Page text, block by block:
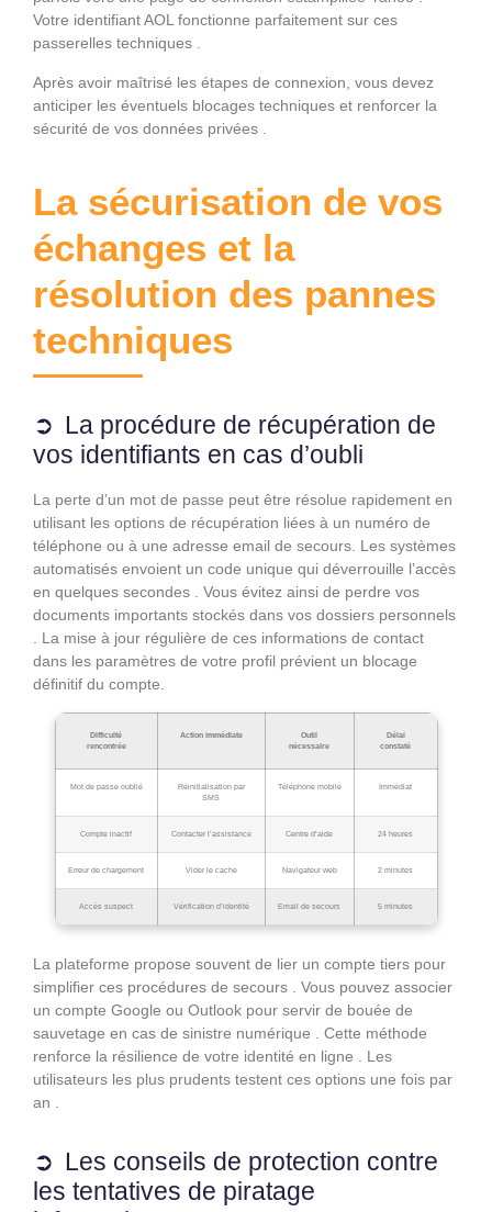
Votre identifiant AOL fonctionne parfaitement sur ces
passerelles techniques .
Après avoir maîtrisé les étapes de connexion, vous devez
anticiper les éventuels blocages techniques et renforcer la
sécurité de vos données privées .
La sécurisation de vos
échanges et la
résolution des pannes
techniques
La procédure de récupération de
vos identifiants en cas d’oubli
La perte d’un mot de passe peut être résolue rapidement en
utilisant les options de récupération liées à un numéro de
téléphone ou à une adresse email de secours. Les systèmes
automatisés envoient un code unique qui déverrouille l’accès
en quelques secondes . Vous évitez ainsi de perdre vos
documents importants stockés dans vos dossiers personnels
. La mise à jour régulière de ces informations de contact
dans les paramètres de votre profil prévient un blocage
définitif du compte.
Difficulté
rencontrée
Action immédiate
Outil
nécessaire
Délai
constaté
Mot de passe oublié
Réinitialisation par
SMS
Téléphone mobile Immédiat
Compte inactif Contacter l’assistance Centre d’aide 24 heures
Erreur de chargement Vider le cache Navigateur web 2 minutes
Accès suspect Vérification d’identité Email de secours 5 minutes
La plateforme propose souvent de lier un compte tiers pour
simplifier ces procédures de secours . Vous pouvez associer
un compte Google ou Outlook pour servir de bouée de
sauvetage en cas de sinistre numérique . Cette méthode
renforce la résilience de votre identité en ligne . Les
utilisateurs les plus prudents testent ces options une fois par
an .
Les conseils de protection contre
les tentatives de piratage